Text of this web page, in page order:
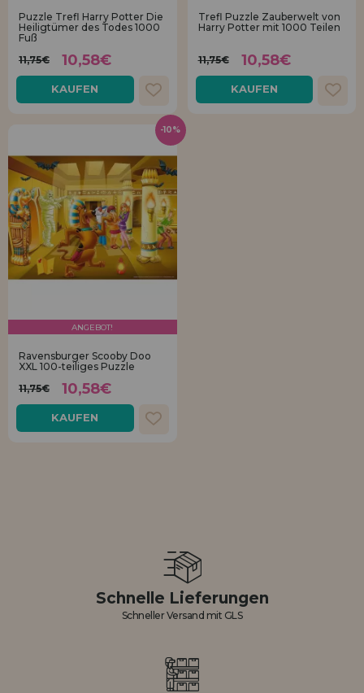
Puzzle Trefl Harry Potter Die
Heiligtümer des Todes 1000
Fuß
11,75€
10,58€
KAUFEN
Trefl Puzzle Zauberwelt von
Harry Potter mit 1000 Teilen
11,75€ 10,58€
KAUFEN
ANGEBOT!
Ravensburger Scooby Doo
XXL 100-teiliges Puzzle
11,75€
10,58€
KAUFEN
-10%
Schnelle Lieferungen
Schneller Versand mit GLS